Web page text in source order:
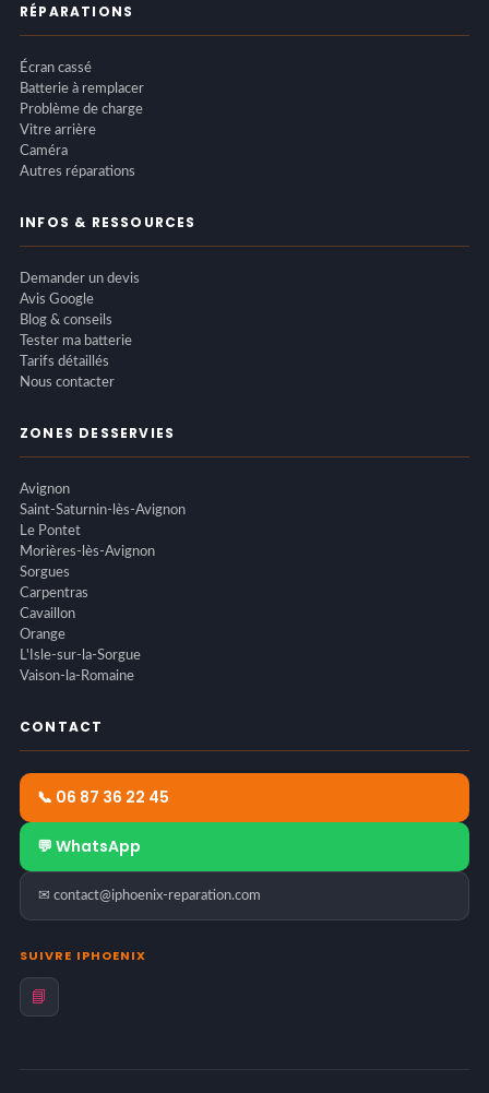
RÉPARATIONS
Écran cassé
Batterie à remplacer
Problème de charge
Vitre arrière
Caméra
Autres réparations
INFOS & RESSOURCES
Demander un devis
Avis Google
Blog & conseils
Tester ma batterie
Tarifs détaillés
Nous contacter
ZONES DESSERVIES
Avignon
Saint-Saturnin-lès-Avignon
Le Pontet
Morières-lès-Avignon
Sorgues
Carpentras
Cavaillon
Orange
L'Isle-sur-la-Sorgue
Vaison-la-Romaine
CONTACT
📞 06 87 36 22 45
💬 WhatsApp
✉ contact@iphoenix-reparation.com
SUIVRE IPHOENIX
📘